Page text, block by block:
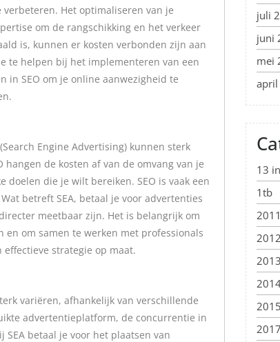
Het optimaliseren van je
om de rangschikking en het verkeer
is, kunnen er kosten verbonden zijn aan
te helpen bij het implementeren van een
in SEO om je online aanwezigheid te
Engine Advertising) kunnen sterk
de kosten af van de omvang van je
die je wilt bereiken. SEO is vaak een
betreft SEA, betaal je voor advertenties
meetbaar zijn. Het is belangrijk om
om samen te werken met professionals
strategie op maat.
variëren, afhankelijk van verschillende
advertentieplatform, de concurrentie in
betaal je voor het plaatsen van
juli
juni
mei
april
13
1tb
2011
2012
2013
2015
2017